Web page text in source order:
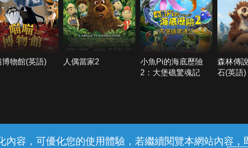
內容，可優化您的使用體驗，若繼續閱覽本網站內容
博物館(英語) 人偶當家2
小魚Pi的海底歷險
2：大堡礁驚魂記
森林傳
石(英語)
線上客服 服務條款 隱私權保護